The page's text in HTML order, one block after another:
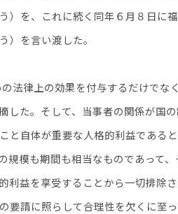
を、これに続く同年６月８日に
）を言い渡した。
律上の効果を付与するだけでな
た。そして、当事者の関係が国
自体が重要な人格的利益である
模も期間も相当なものであって、
益を享受することから一切排除
請に照らして合理性を欠くに至